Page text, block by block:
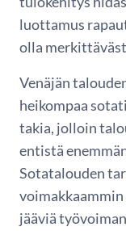
luottamus
olla
Venäjän
heikompaa
takia, jolloin
entistä
Sotatalouden
jääviä